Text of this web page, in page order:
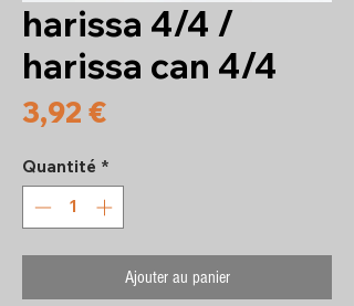
harissa 4/4 /
harissa can 4/4
3,92 €
Quantité *
Ajouter au panier